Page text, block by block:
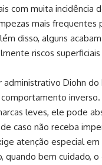
com muita incidência
mais frequentes
disso, alguns
riscos
Diohn do
inverso.
leves, ele pode
caso não receba
atenção especial em
quando bem cuidado,